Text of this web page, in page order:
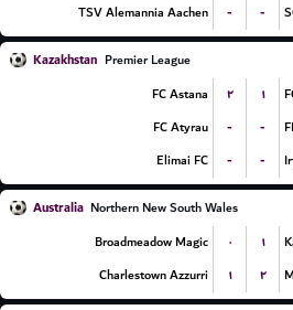
TSV Alemannia Aachen
- -
Kazakhstan Premier League
FC Astana
۲ ۱
FC Atyrau
- -
Elimai FC
- -
Australia Northern New South Wales
Broadmeadow Magic
۰ ۱
Charlestown Azzurri
۱ ۲